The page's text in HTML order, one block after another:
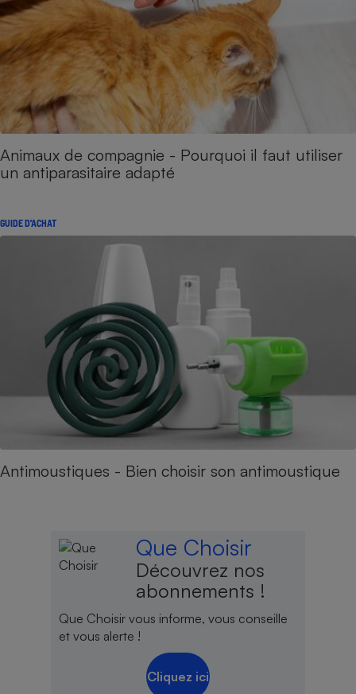
Animaux de compagnie - Pourquoi il faut utiliser
un antiparasitaire adapté
GUIDE D'ACHAT
Antimoustiques - Bien choisir son antimoustique
Que Choisir
Découvrez nos
abonnements !
Que Choisir vous informe, vous conseille
et vous alerte !
Cliquez ici